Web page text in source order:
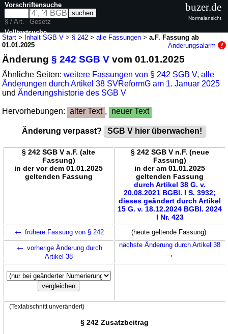
Start > Inhalt SGB V > § 242 >alle Fassungen >a.F. Fassung ab
01.01.2025
Änderungsalarm
Änderung§ 242 SGB V vom 01.01.2025
Ähnliche Seiten:weitere Fassungen von § 242 SGB V,alle
Änderungen durch Artikel 38 SVReformG am 1. Januar 2025
undÄnderungshistorie des SGB V
Hervorhebungen: alter Text , neuer Text
Änderung verpasst? SGB V hier überwachen!
§ 242 SGB V a.F. (alte
Fassung)
in der vor dem 01.01.2025
geltenden Fassung
§ 242 SGB V n.F. (neue
Fassung)
in der am 01.01.2025
geltenden Fassung
durch Artikel 38 G. v.
20.08.2021 BGBl. I S. 3932;
dieses geändert durch Artikel
15 G. v. 18.12.2024 BGBl. 2024
I Nr. 423
← frühere Fassung von § 242 (heute geltende Fassung)
← vorherige Änderung durch
Artikel 38
nächste Änderung durch Artikel 38
→
(Textabschnitt unverändert)
§ 242 Zusatzbeitrag
Vorschriftensuche
§ / Art.
Gesetz
Volltextsuche
buzer.de
Normalansicht